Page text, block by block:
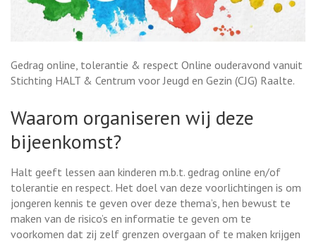
Gedrag online, tolerantie & respect Online ouderavond vanuit
Stichting HALT & Centrum voor Jeugd en Gezin (CJG) Raalte.
Waarom organiseren wij deze
bijeenkomst?
Halt geeft lessen aan kinderen m.b.t. gedrag online en/of
tolerantie en respect. Het doel van deze voorlichtingen is om
jongeren kennis te geven over deze thema’s, hen bewust te
maken van de risico’s en informatie te geven om te
voorkomen dat zij zelf grenzen overgaan of te maken krijgen